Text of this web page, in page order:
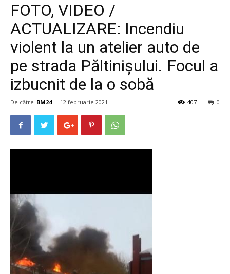
FOTO, VIDEO /
ACTUALIZARE: Incendiu
violent la un atelier auto de
pe strada Păltinişului. Focul a
izbucnit de la o sobă
De către BM24 - 12 februarie 2021 0
407